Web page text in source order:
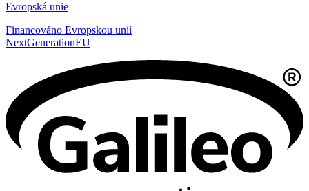
Evropská unie
Financováno Evropskou unií
NextGenerationEU